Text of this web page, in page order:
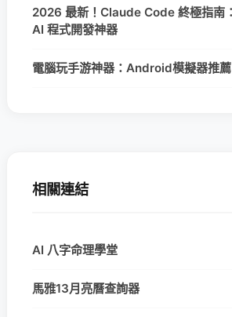
2026 最新！Claude Code 終極指南
AI 程式開發神器
電腦玩手游神器：Android模擬器推
相關連結
AI 八字命理學堂
馬雅13月亮曆查詢器